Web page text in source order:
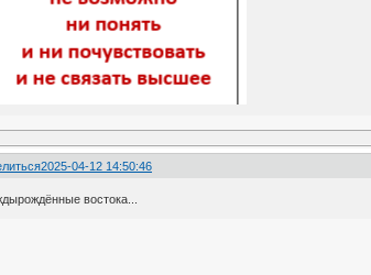
2025-04-12 14:50:46
востока...